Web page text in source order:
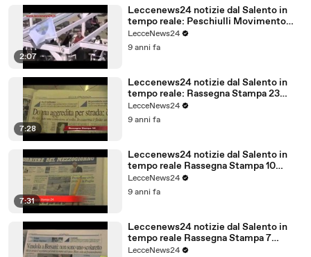
2:07
Leccenews24 notizie dal Salento in
tempo reale: Peschiulli Movimento
Regione Salento
LecceNews24
9 anni fa
7:28
Leccenews24 notizie dal Salento in
tempo reale: Rassegna Stampa 23
Febbraio
LecceNews24
9 anni fa
7:31
Leccenews24 notizie dal Salento in
tempo reale Rassegna Stampa 10
Giugno
LecceNews24
9 anni fa
Leccenews24 notizie dal Salento in
tempo reale Rassegna Stampa 7
Giugno
LecceNews24